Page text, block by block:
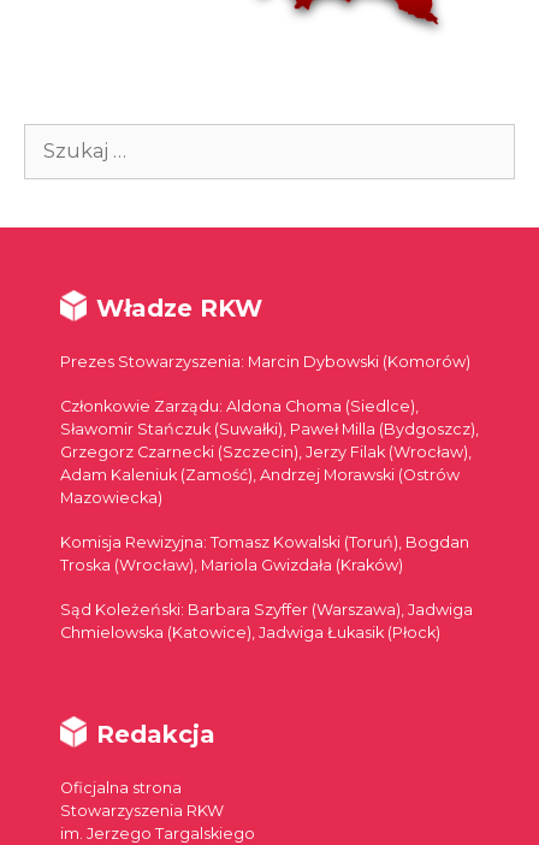
Szukaj:
Władze RKW
Prezes Stowarzyszenia: Marcin Dybowski (Komorów)
Członkowie Zarządu: Aldona Choma (Siedlce),
Sławomir Stańczuk (Suwałki), Paweł Milla (Bydgoszcz),
Grzegorz Czarnecki (Szczecin), Jerzy Filak (Wrocław),
Adam Kaleniuk (Zamość), Andrzej Morawski (Ostrów
Mazowiecka)
Komisja Rewizyjna: Tomasz Kowalski (Toruń), Bogdan
Troska (Wrocław), Mariola Gwizdała (Kraków)
Sąd Koleżeński: Barbara Szyffer (Warszawa), Jadwiga
Chmielowska (Katowice), Jadwiga Łukasik (Płock)
Redakcja
Oficjalna strona
Stowarzyszenia RKW
im. Jerzego Targalskiego